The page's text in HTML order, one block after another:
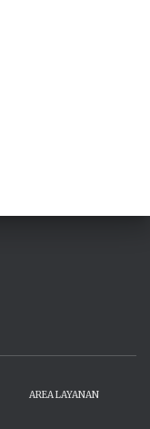
AREA LAYANAN